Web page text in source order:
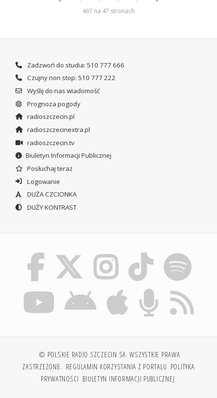
467 na 47 stronach
Zadzwoń do studia: 510 777 666
Czujny non stop: 510 777 222
Wyślij do nas wiadomość
Prognoza pogody
radioszczecin.pl
radioszczecinextra.pl
radioszczecin.tv
Biuletyn Informacji Publicznej
Posłuchaj teraz
Logowanie
DUŻA CZCIONKA
DUŻY KONTRAST
© POLSKIE RADIO SZCZECIN SA. WSZYSTKIE PRAWA
ZASTRZEŻONE. REGULAMIN KORZYSTANIA Z PORTALU POLITYKA
PRYWATNOŚCI BIULETYN INFORMACJI PUBLICZNEJ